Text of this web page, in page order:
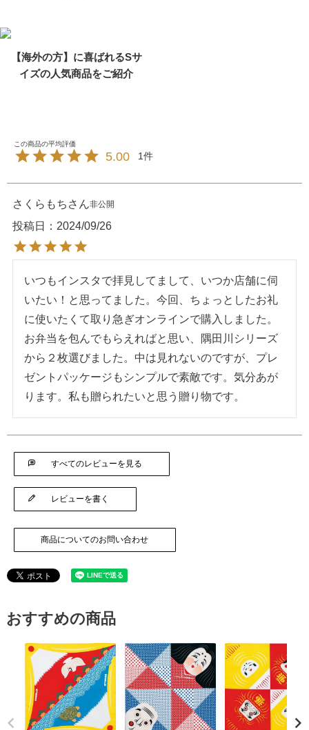
【海外の方】に喜ばれるSサ
イズの人気商品をご紹介
5.00 1
さくらもち 非公開
投稿日 2024/09/26
いつもインスタで拝見してまして、いつか店舗に伺
いたい！と思ってました。今回、ちょっとしたお礼
に使いたくて取り急ぎオンラインで購入しました。
お弁当を包んでもらえればと思い、隅田川シリーズ
から２枚選びました。中は見れないのですが、プレ
ゼントパッケージもシンプルで素敵です。気分あが
ります。私も贈られたいと思う贈り物です。
すべてのレビューを見る
レビューを書く
商品についてのお問い合わせ
おすすめの商品